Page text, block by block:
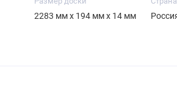
2283 мм х 194 мм х 14 мм